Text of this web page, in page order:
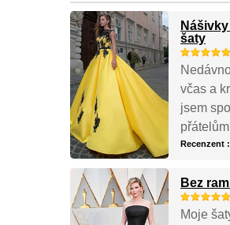
šaty
včas a
jsem
Recenzent
Bez
Moje